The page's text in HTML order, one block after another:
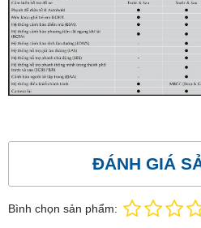
ĐÁNH GIÁ
Bình chọn sản phẩm: